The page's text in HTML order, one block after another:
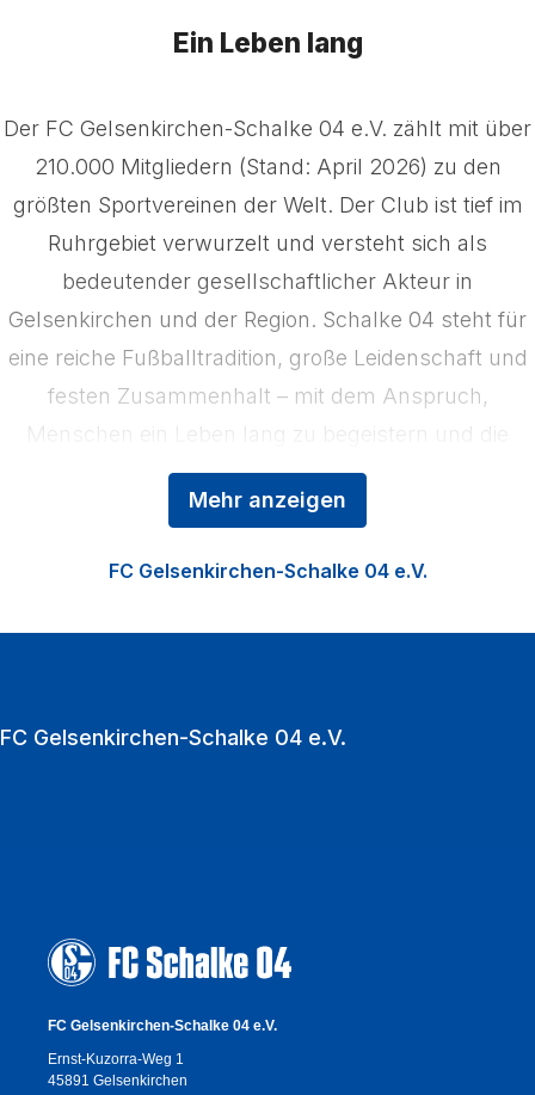
Ein Leben lang
Mehr anzeigen
Der FC Gelsenkirchen-Schalke 04 e.V. zählt mit über
210.000 Mitgliedern (Stand: April 2026) zu den
größten Sportvereinen der Welt. Der Club ist tief im
Ruhrgebiet verwurzelt und versteht sich als
bedeutender gesellschaftlicher Akteur in
Gelsenkirchen und der Region. Schalke 04 steht für
eine reiche Fußballtradition, große Leidenschaft und
festen Zusammenhalt – mit dem Anspruch,
Menschen ein Leben lang zu begeistern und die
Region zu stärken. Das Kerngeschäft der
Königsblauen ist der Profifußball, ergänzt durch die
Fußball der Frauen sowie die Vermarktung der
FC Gelsenkirchen-Schalke 04 e.V.
FC Gelsenkirchen-Schalke 04 e.V.